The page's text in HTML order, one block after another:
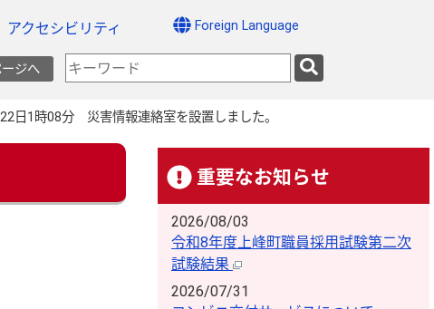
アクセシビリティ Foreign Language
ジへ
検
索
ー
ワ
日1時08分 災害情報連絡室を設置しました。
重要なお知らせ
2026/08/03
令和8年度上峰町職員採用試験第二次
試験結果
2026/07/31